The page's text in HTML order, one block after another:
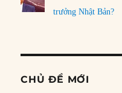
trưởng Nhật Bản?
CHỦ ĐỀ MỚI